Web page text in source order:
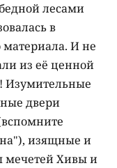
лесами
в
материала. И не
из её ценной
Изумительные
двери
изящные и
мечетей Хивы и